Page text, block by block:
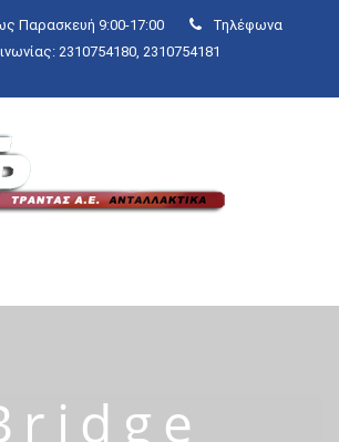
Παρασκευή 9:00-17:00
Τηλέφωνα
2310754180, 2310754181